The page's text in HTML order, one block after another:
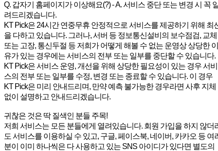
Q. 갑자기 홈페이지가 이상해요(?) - A. 서비스 중단 또는 변경 시 꼭
려드리겠습니다.
KT Pick은 24시간 연중무휴 안정적으로 서비스를 제공하기 위해 최
을 다하고 있습니다. 그러나, 서버 등 정보통신설비의 보수점검, 교체
또는 고장, 통신두절 등 저희가 어떻게 해볼 수 없는 운영상 상당한 이
유가 있는 경우에는 서비스의 전부 또는 일부를 중단할 수 있습니다.
KT Pick은 서비스 운영, 개선을 위해 상당한 필요성이 있는 경우 서비
스의 전부 또는 일부를 수정, 변경 또는 종료할 수 있습니다. 이 경우
KT Pick은 미리 안내드리며, 만약 예측 불가능한 경우라면 사후 지체
없이 설명하고 안내드리겠습니다.
귀찮은 것은 딱 질색인 분들 주목!
저희 서비스는 모든 분들에게 열려있습니다. 회원 가입을 하지 않더
도 서비스를 이용하실 수 있고, 구글, 페이스북, 네이버, 카카오 등 여
분이 이미 하나씩은 다 사용하고 있는 SNS 아이디가 있다면 별도의